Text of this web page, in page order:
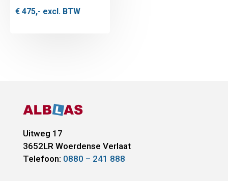
€ 475,- excl. BTW
Uitweg 17
3652LRWoerdense Verlaat
Telefoon: 0880 – 241 888